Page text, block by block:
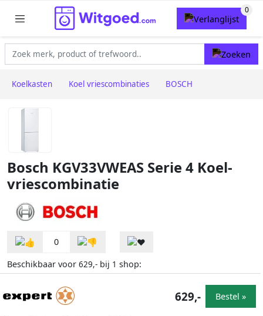
Koelkasten Koel vriescombinaties BOSCH
Bosch KGV33VWEAS Serie 4 Koel-
vriescombinatie
0
Beschikbaar voor 629,- bij 1 shop:
629,- Bestel »